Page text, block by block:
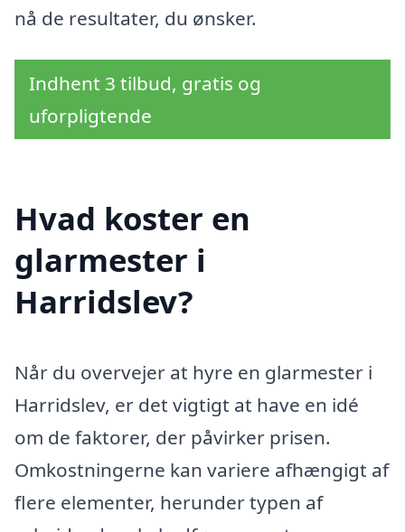
nå de resultater, du ønsker.
Indhent 3 tilbud, gratis og
uforpligtende
Hvad koster en
glarmester i
Harridslev?
Når du overvejer at hyre en glarmester i
Harridslev, er det vigtigt at have en idé
om de faktorer, der påvirker prisen.
Omkostningerne kan variere afhængigt af
flere elementer, herunder typen af